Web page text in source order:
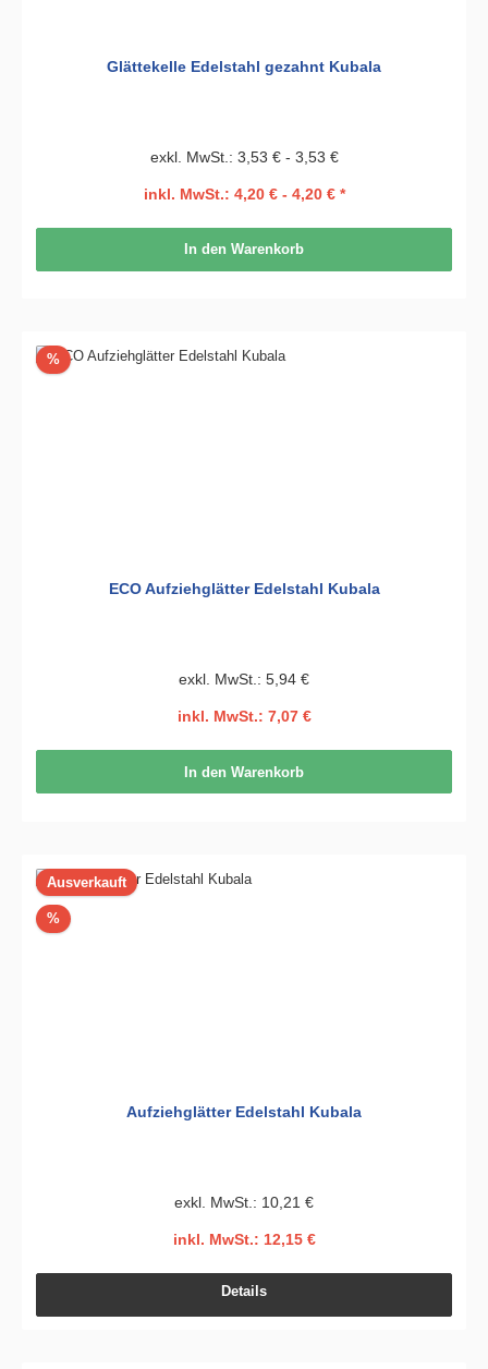
Glättekelle Edelstahl gezahnt Kubala
exkl. MwSt.: 3,53 € - 3,53 €
inkl. MwSt.: 4,20 € - 4,20 € *
In den Warenkorb
%Rabatt
ECO Aufziehglätter Edelstahl Kubala
exkl. MwSt.: 5,94 €
inkl. MwSt.: 7,07 €
In den Warenkorb
Ausverkauft
%Rabatt
Aufziehglätter Edelstahl Kubala
exkl. MwSt.: 10,21 €
inkl. MwSt.: 12,15 €
Details